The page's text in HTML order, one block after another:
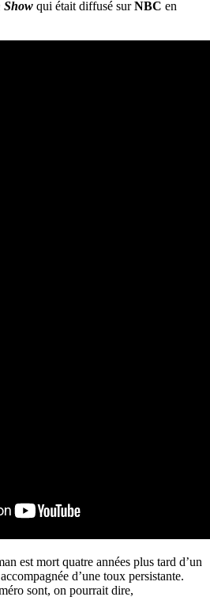
Show qui était diffusé surNBC en
est mort quatre années plus tard d’un
d’une toux persistante.
sont, on pourrait dire,